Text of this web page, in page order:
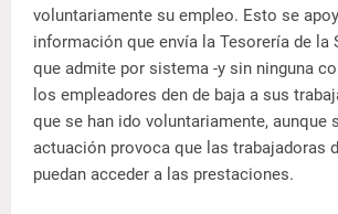
voluntariamente su empleo. Esto se
información que envía la Tesorería de la
que admite por sistema -y sin ninguna
los empleadores den de baja a sus
que se han ido voluntariamente, aunque
actuación provoca que las trabajadoras
puedan acceder a las prestaciones.